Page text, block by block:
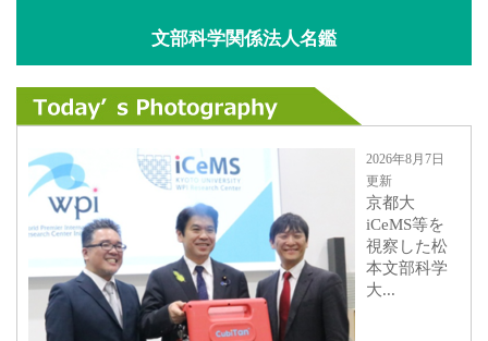
文部科学関係法人名鑑
2026年8月7日
更新
京都大
iCeMS等を
視察した松
本文部科学
大...